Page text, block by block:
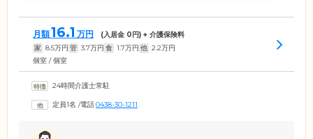
月額16.1 万円 (入居金 0円) + 介護保険料
家 8.5万円 管 3.7万円 食 1.7万円 他 2.2万円
個室 / 個室
24時間介護士常駐
定員1名 /電話0438-30-1211